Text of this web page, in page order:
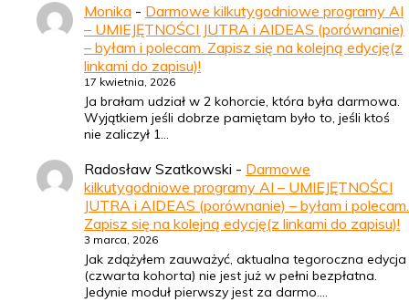
Monika - Darmowe kilkutygodniowe programy AI
– UMIEJĘTNOŚCI JUTRA i AIDEAS (porównanie)
– byłam i polecam. Zapisz się na kolejną edycję(z
linkami do zapisu)!
17 kwietnia, 2026
Ja brałam udział w 2 kohorcie, która była darmowa.
Wyjątkiem jeśli dobrze pamiętam było to, jeśli ktoś
nie zaliczył 1…
Radosław Szatkowski - Darmowe
kilkutygodniowe programy AI – UMIEJĘTNOŚCI
JUTRA i AIDEAS (porównanie) – byłam i polecam.
Zapisz się na kolejną edycję(z linkami do zapisu)!
3 marca, 2026
Jak zdążyłem zauważyć, aktualna tegoroczna edycja
(czwarta kohorta) nie jest już w pełni bezpłatna.
Jedynie moduł pierwszy jest za darmo.…